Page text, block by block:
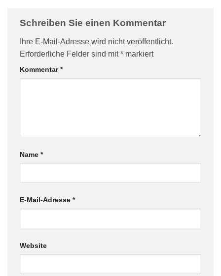
Schreiben Sie einen Kommentar
Ihre E-Mail-Adresse wird nicht veröffentlicht.
Erforderliche Felder sind mit* markiert
Kommentar*
Name *
E-Mail-Adresse *
Website